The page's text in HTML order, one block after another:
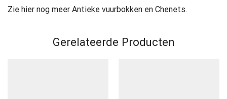
Zie hier nog meer Antieke vuurbokken en Chenets.
Gerelateerde Producten